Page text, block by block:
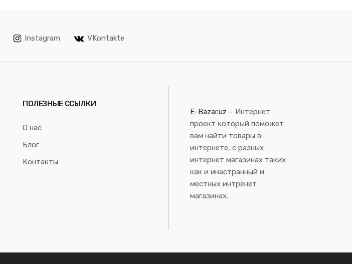
Instagram VKontakte
ПОЛЕЗНЫЕ ССЫЛКИ
О нас
Блог
Контакты
E-Bazar.uz – Интернет
проект который поможет
вам найти товары в
интернете, с разных
интернет магазинах таких
как и инастранный и
местных интренет
магазинах.